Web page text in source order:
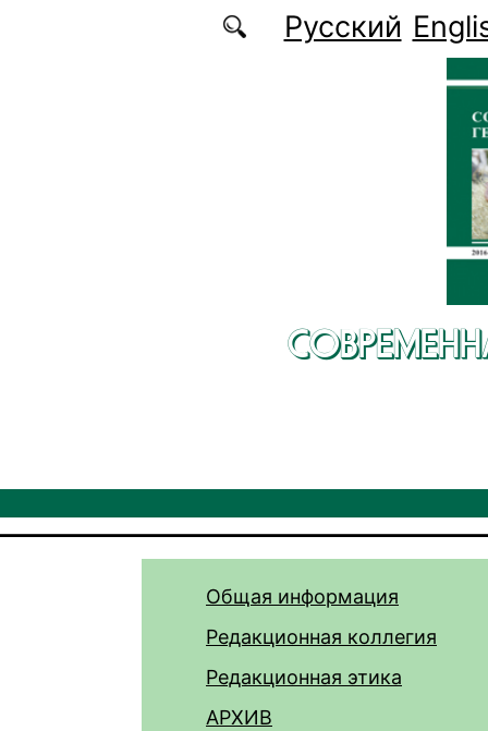
Перейти к основному содержаниюРусский
Общая информация
Редакционная коллегия
Редакционная этика
АРХИВ